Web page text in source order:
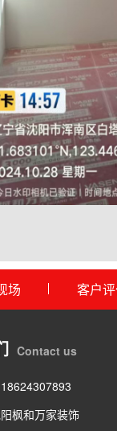
场 客户
Contact us
枫和万家装饰